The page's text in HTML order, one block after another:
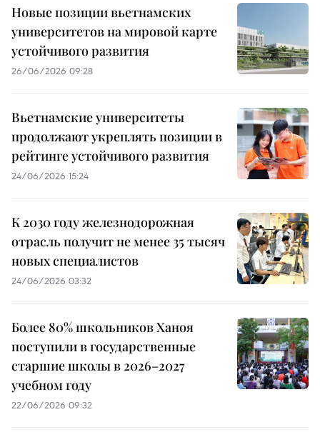
Новые позиции вьетнамских
университетов на мировой карте
устойчивого развития
26/06/2026 09:28
Вьетнамские университеты
продолжают укреплять позиции в
рейтинге устойчивого развития
24/06/2026 15:24
К 2030 году железнодорожная
отрасль получит не менее 35 тысяч
новых специалистов
24/06/2026 03:32
Более 80% школьников Ханоя
поступили в государственные
старшие школы в 2026–2027
учебном году
22/06/2026 09:32